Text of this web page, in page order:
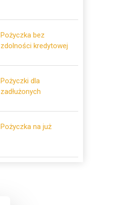
Pożyczka bez
zdolności kredytowej
Pożyczki dla
zadłużonych
Pożyczka na już